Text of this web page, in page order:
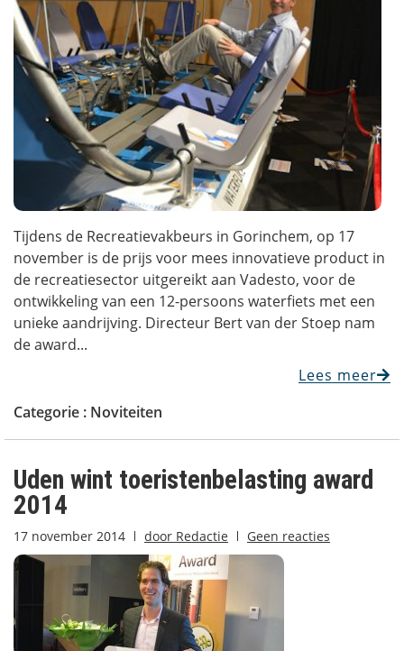
Tijdens de Recreatievakbeurs in Gorinchem, op 17
november is de prijs voor mees innovatieve product in
de recreatiesector uitgereikt aan Vadesto, voor de
ontwikkeling van een 12-persoons waterfiets met een
unieke aandrijving. Directeur Bert van der Stoep nam
de award...
Lees meer
Categorie : Noviteiten
Uden wint toeristenbelasting award
2014
17 november 2014 door Redactie Geen reacties